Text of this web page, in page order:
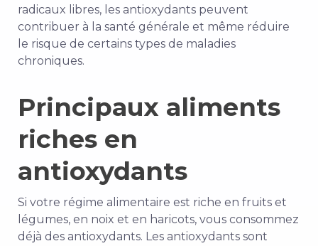
radicaux libres, les antioxydants peuvent
contribuer à la santé générale et même réduire
le risque de certains types de maladies
chroniques.
Principaux aliments
riches en
antioxydants
Si votre régime alimentaire est riche en fruits et
légumes, en noix et en haricots, vous consommez
déjà des antioxydants. Les antioxydants sont